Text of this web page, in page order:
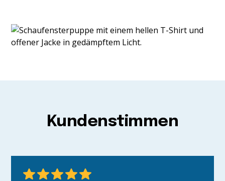
Kundenstimmen